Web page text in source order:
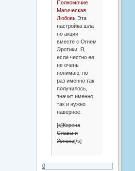
Полномочие
Магическая
Любовь Эта
настройка шла
по акции
вместе с Огнем
Эротики. Я,
если честно ее
не очень
понимаю, но
раз именно так
получилось,
значит именно
так и нужно
наверное.
[s]Корона
Славы и
Успеха[/s]
0